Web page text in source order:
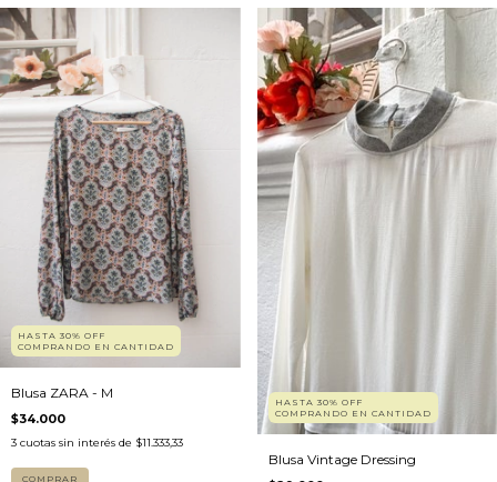
HASTA 30% OFF
COMPRANDO EN CANTIDAD
Blusa ZARA - M
$34.000
3 cuotas sin interés de $11.333,33
COMPRAR
HASTA 30% OFF
COMPRANDO EN CANTIDAD
Blusa Vintage Dressing